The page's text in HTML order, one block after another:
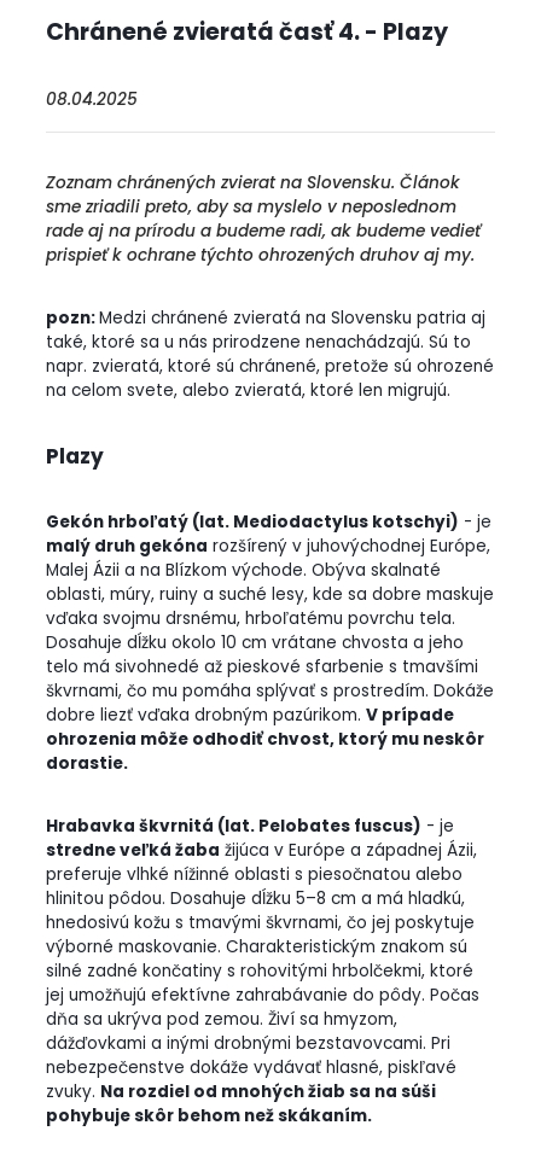
Chránené zvieratá časť 4. - Plazy
08.04.2025
Zoznam chránených zvierat na Slovensku. Článok
sme zriadili preto, aby sa myslelo v neposlednom
rade aj na prírodu a budeme radi, ak budeme vedieť
prispieť k ochrane týchto ohrozených druhov aj my.
pozn:Medzi chránené zvieratá na Slovensku patria aj
také, ktoré sa u nás prirodzene nenachádzajú. Sú to
napr. zvieratá, ktoré sú chránené, pretože sú ohrozené
na celom svete, alebo zvieratá, ktoré len migrujú.
Plazy
Gekón hrboľatý (lat. Mediodactylus kotschyi) - je
malý druh gekóna rozšírený v juhovýchodnej Európe,
Malej Ázii a na Blízkom východe. Obýva skalnaté
oblasti, múry, ruiny a suché lesy, kde sa dobre maskuje
vďaka svojmu drsnému, hrboľatému povrchu tela.
Dosahuje dĺžku okolo 10 cm vrátane chvosta a jeho
telo má sivohnedé až pieskové sfarbenie s tmavšími
škvrnami, čo mu pomáha splývať s prostredím. Dokáže
dobre liezť vďaka drobným pazúrikom.V prípade
ohrozenia môže odhodiť chvost, ktorý mu neskôr
dorastie.
Hrabavka škvrnitá (lat. Pelobates fuscus) - je
stredne veľká žaba žijúca v Európe a západnej Ázii,
preferuje vlhké nížinné oblasti s piesočnatou alebo
hlinitou pôdou. Dosahuje dĺžku 5–8 cm a má hladkú,
hnedosivú kožu s tmavými škvrnami, čo jej poskytuje
výborné maskovanie. Charakteristickým znakom sú
silné zadné končatiny s rohovitými hrbolčekmi, ktoré
jej umožňujú efektívne zahrabávanie do pôdy. Počas
dňa sa ukrýva pod zemou. Živí sa hmyzom,
dážďovkami a inými drobnými bezstavovcami. Pri
nebezpečenstve dokáže vydávať hlasné, piskľavé
zvuky. Na rozdiel od mnohých žiab sa na súši
pohybuje skôr behom než skákaním.